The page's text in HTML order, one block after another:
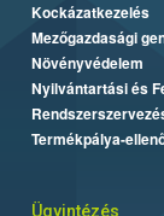
Kockázatkezelés
Mezőgazdasági
Növényvédelem
Nyilvántartási és
Termékpálya-
Ügyintézés